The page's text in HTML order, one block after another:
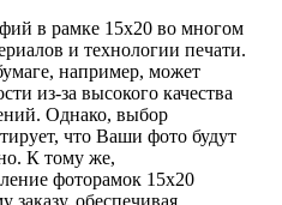
в рамке 15х20 во многом
и технологии печати.
например, может
из-за высокого качества
Однако, выбор
что Ваши фото будут
К тому же,
фоторамок 15х20
заказу, обеспечивая